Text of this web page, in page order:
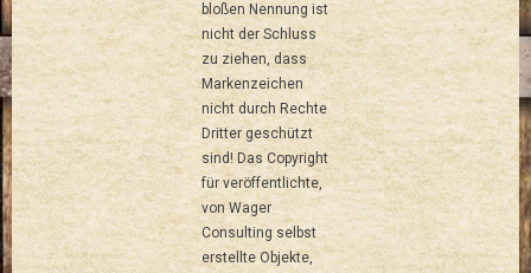
bloßen Nennung ist
nicht der Schluss
zu ziehen, dass
Markenzeichen
nicht durch Rechte
Dritter geschützt
sind! Das Copyright
für veröffentlichte,
von Wager
Consulting selbst
erstellte Objekte,